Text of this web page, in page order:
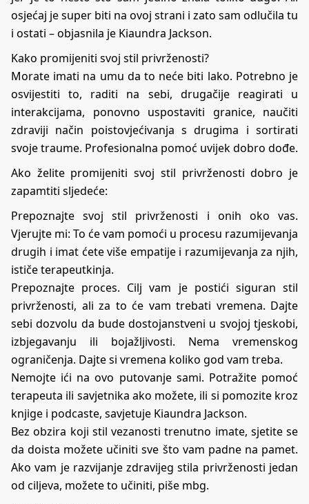
osjećaj je super biti na ovoj strani i zato sam odlučila tu
i ostati – objasnila je Kiaundra Jackson.
Kako promijeniti svoj stil privrženosti?
Morate imati na umu da to neće biti lako. Potrebno je
osvijestiti to, raditi na sebi, drugačije reagirati u
interakcijama, ponovno uspostaviti granice, naučiti
zdraviji način poistovjećivanja s drugima i sortirati
svoje traume. Profesionalna pomoć uvijek dobro dođe.
Ako želite promijeniti svoj stil privrženosti dobro je
zapamtiti sljedeće:
Prepoznajte svoj stil privrženosti i onih oko vas.
Vjerujte mi: To će vam pomoći u procesu razumijevanja
drugih i imat ćete više empatije i razumijevanja za njih,
ističe terapeutkinja.
Prepoznajte proces. Cilj vam je postići siguran stil
privrženosti, ali za to će vam trebati vremena. Dajte
sebi dozvolu da bude dostojanstveni u svojoj tjeskobi,
izbjegavanju ili bojažljivosti. Nema vremenskog
ograničenja. Dajte si vremena koliko god vam treba.
Nemojte ići na ovo putovanje sami. Potražite pomoć
terapeuta ili savjetnika ako možete, ili si pomozite kroz
knjige i podcaste, savjetuje Kiaundra Jackson.
Bez obzira koji stil vezanosti trenutno imate, sjetite se
da doista možete učiniti sve što vam padne na pamet.
Ako vam je razvijanje zdravijeg stila privrženosti jedan
od ciljeva, možete to učiniti, piše mbg.